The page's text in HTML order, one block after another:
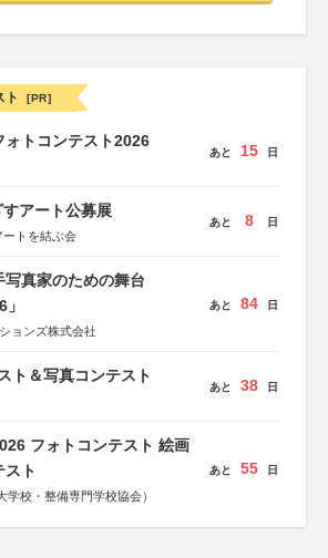
ト [PR]
ォトコンテスト2026
あと 15 日
アート公募展
トを結ぶ会
あと 8 日
真家のための舞台
ョンズ株式会社
あと 84 日
ト＆写真コンテスト
あと 38 日
フォトコンテスト 絵画
スト
学校・整備専門学校協会）
あと 55 日